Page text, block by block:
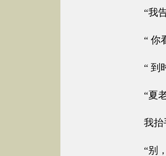
“我
“ 你
“ 到
“夏
我抬
“别